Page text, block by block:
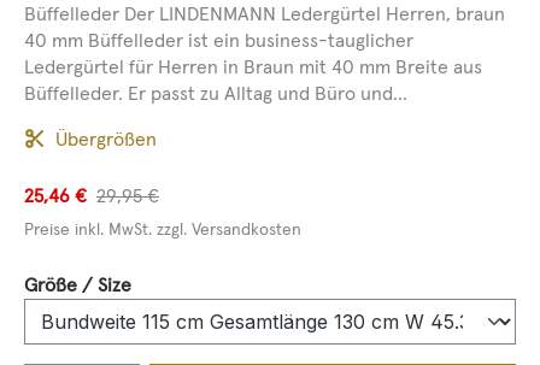
Büffelleder Der LINDENMANN Ledergürtel Herren, braun
40 mm Büffelleder ist ein business-tauglicher
Ledergürtel für Herren in Braun mit 40 mm Breite aus
Büffelleder. Er passt zu Alltag und Büro und...
Übergrößen
25,46 € 29,95 €
Preise inkl. MwSt. zzgl. Versandkosten
Größe / Sizeauswählen